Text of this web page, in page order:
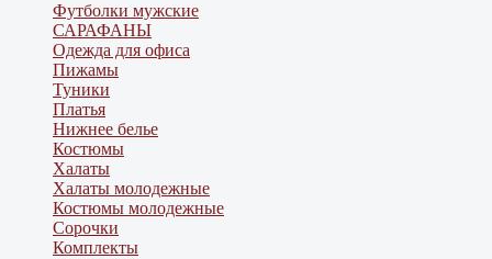
Футболки мужские
САРАФАНЫ
Одежда для офиса
Пижамы
Туники
Платья
Нижнее белье
Костюмы
Халаты
Халаты молодежные
Костюмы молодежные
Сорочки
Комплекты